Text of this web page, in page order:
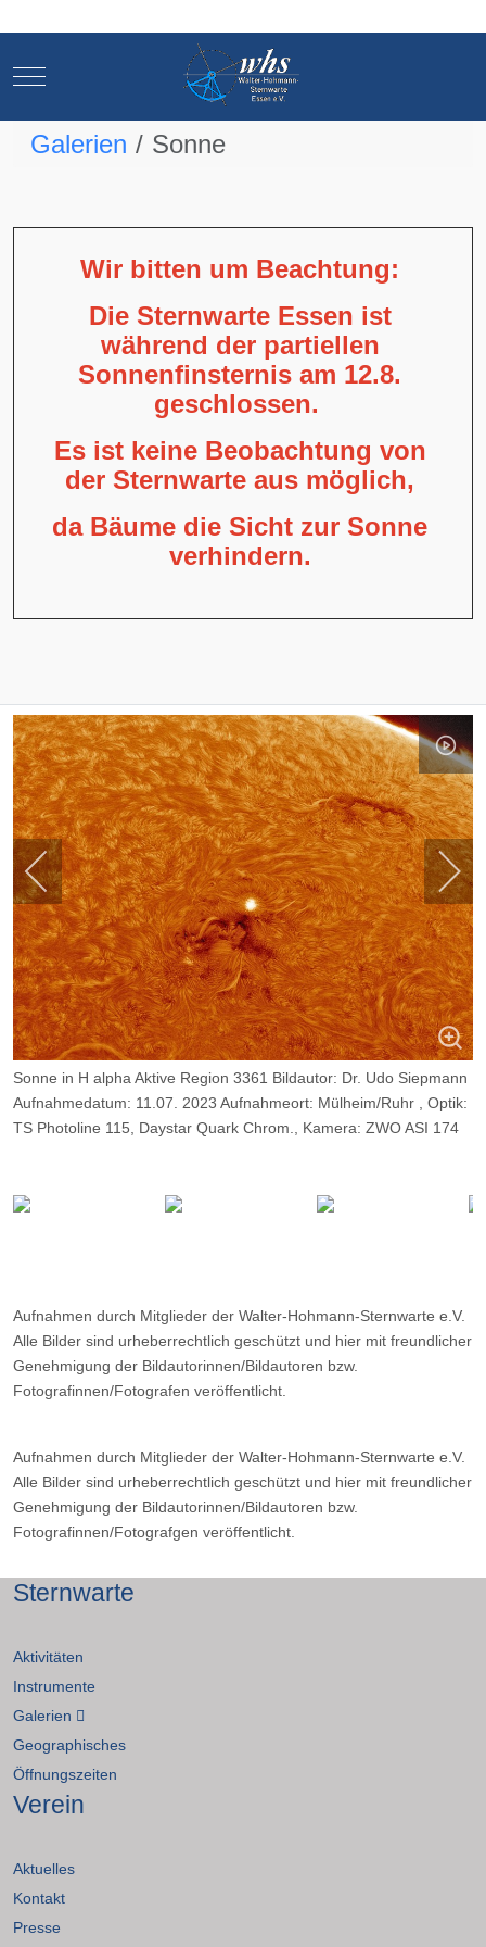
Mobile Menu Toggle
Galerien Sonne
Wir bitten um Beachtung:
Die Sternwarte Essen ist
während der partiellen
Sonnenfinsternis am 12.8.
geschlossen.
Es ist keine Beobachtung von
der Sternwarte aus möglich,
da Bäume die Sicht zur Sonne
verhindern.
Sonne in H alpha Aktive Region 3361 Bildautor: Dr. Udo Siepmann
Aufnahmedatum: 11.07. 2023 Aufnahmeort: Mülheim/Ruhr , Optik:
TS Photoline 115, Daystar Quark Chrom., Kamera: ZWO ASI 174
Belichtung: 2500 Frames, davon 9%.
Aufnahmen durch Mitglieder der Walter-Hohmann-Sternwarte e.V.
Alle Bilder sind urheberrechtlich geschützt und hier mit freundlicher
Genehmigung der Bildautorinnen/Bildautoren bzw.
Fotografinnen/Fotografen veröffentlicht.
Aufnahmen durch Mitglieder der Walter-Hohmann-Sternwarte e.V.
Alle Bilder sind urheberrechtlich geschützt und hier mit freundlicher
Genehmigung der Bildautorinnen/Bildautoren bzw.
Fotografinnen/Fotografgen veröffentlicht.
Sternwarte
Aktivitäten
Instrumente
Galerien
Geographisches
Öffnungszeiten
Verein
Aktuelles
Kontakt
Presse